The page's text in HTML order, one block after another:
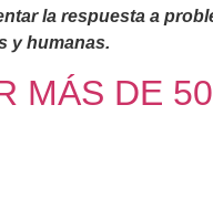
la respuesta a
y humanas.
MÁS DE